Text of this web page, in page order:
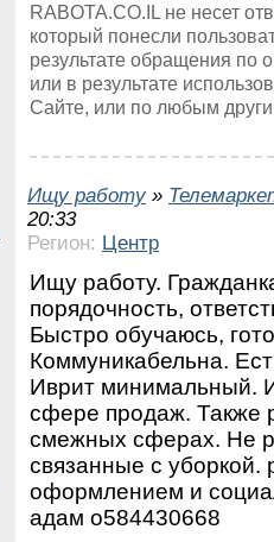
RABOTA.CO.IL не несет
который понесли
результате обращения
или в результате
Сайте, или по любым
Ищу работу »
20:33
Регион: Центр
Ищу работу.
порядочность,
Быстро обучаюсь,
Коммуникабельна.
Иврит минимальный.
сфере продаж. Также
смежных сферах. Не
связанные с уборкой.
оформлением и
адам о584430668